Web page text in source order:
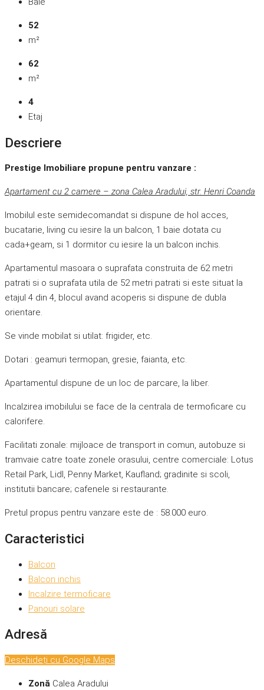
52
m²
62
m²
4
Etaj
Descriere
Prestige Imobiliare propune pentru vanzare :
Apartament cu 2 camere – zona Calea Aradului, str. Henri Coanda
Imobilul este semidecomandat si dispune de hol acces,
bucatarie, living cu iesire la un balcon, 1 baie dotata cu
cada+geam, si 1 dormitor cu iesire la un balcon inchis.
Apartamentul masoara o suprafata construita de 62 metri
patrati si o suprafata utila de 52 metri patrati si este situat la
etajul 4 din 4, blocul avand acoperis si dispune de dubla
orientare.
Se vinde mobilat si utilat: frigider, etc.
Dotari : geamuri termopan, gresie, faianta, etc.
Apartamentul dispune de un loc de parcare, la liber.
Incalzirea imobilului se face de la centrala de termoficare cu
calorifere.
Facilitati zonale: mijloace de transport in comun, autobuze si
tramvaie catre toate zonele orasului, centre comerciale: Lotus
Retail Park, Lidl, Penny Market, Kaufland; gradinite si scoli,
institutii bancare; cafenele si restaurante.
Pretul propus pentru vanzare este de : 58.000 euro.
Caracteristici
Balcon
Balcon inchis
Incalzire termoficare
Panouri solare
Adresă
Deschideți cu Google Maps
Zonă Calea Aradului